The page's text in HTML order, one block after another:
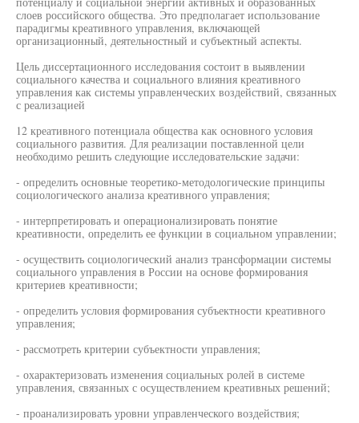
слоев российского общества. Это предполагает использование
парадигмы креативного управления, включающей
организационный, деятельностный и субъектный аспекты.
Цель диссертационного исследования состоит в выявлении
социального качества и социального влияния креативного
управления как системы управленческих воздействий, связанных
с реализацией
12 креативного потенциала общества как основного условия
социального развития. Для реализации поставленной цели
необходимо решить следующие исследовательские задачи:
- определить основные теоретико-методологические принципы
социологического анализа креативного управления;
- интерпретировать и операционализировать понятие
креативности, определить ее функции в социальном управлении;
- осуществить социологический анализ трансформации системы
социального управления в России на основе формирования
критериев креативности;
- определить условия формирования субъектности креативного
управления;
- рассмотреть критерии субъектности управления;
- охарактеризовать изменения социальных ролей в системе
управления, связанных с осуществлением креативных решений;
- проанализировать уровни управленческого воздействия;